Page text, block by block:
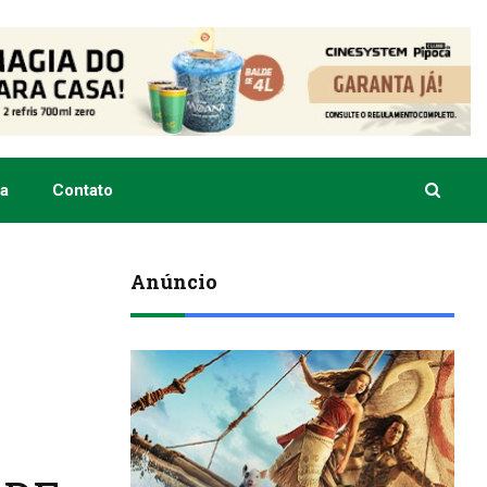
Contato
Anúncio